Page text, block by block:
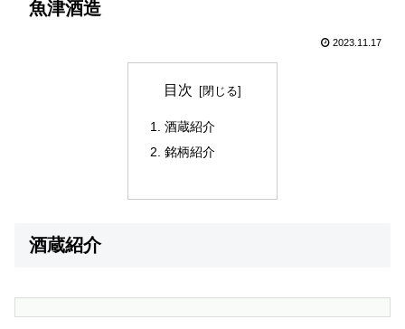
魚津酒造
2023.11.17
目次
酒蔵紹介
銘柄紹介
酒蔵紹介